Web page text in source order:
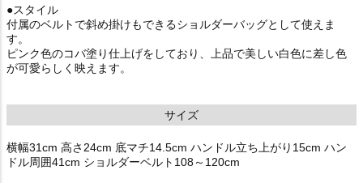
●スタイル
付属のベルトで斜め掛けもできるショルダーバッグとして使えま
す。
ピンク色のコバ塗り仕上げをしており、上品で美しい白色に差し色
が可愛らしく映えます。
サイズ
横幅31cm 高さ24cm 底マチ14.5cm ハンドル立ち上がり15cm ハン
ドル周囲41cm ショルダーベルト108～120cm